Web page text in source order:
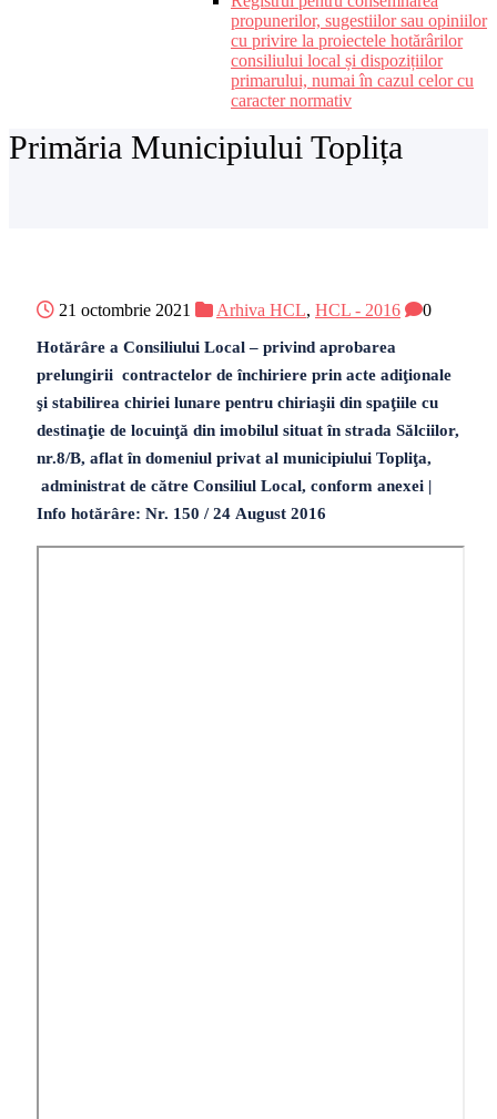
propunerilor, sugestiilor sau opiniilor
cu privire la proiectele hotărârilor
consiliului local și dispozițiilor
primarului, numai în cazul celor cu
caracter normativ
Primăria Municipiului Toplița
21 octombrie 2021 Arhiva HCL, HCL - 2016 0
Hotărâre a Consiliului Local – privind aprobarea
prelungirii contractelor de închiriere prin acte adiţionale
şi stabilirea chiriei lunare pentru chiriaşii din spaţiile cu
destinaţie de locuinţă din imobilul situat în strada Sălciilor,
nr.8/B, aflat în domeniul privat al municipiului Topliţa,
administrat de către Consiliul Local, conform anexei |
Info hotărâre: Nr. 150 / 24 August 2016